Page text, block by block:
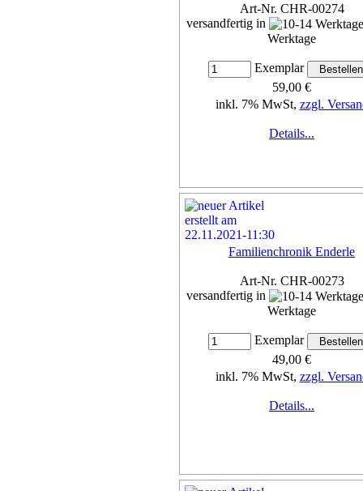
Art-Nr. CHR-00274
versandfertig in
Werktage
Exemplar
59,00 €
inkl. 7% MwSt, zzgl.
Details...
Familienchronik Enderle
Art-Nr. CHR-00273
versandfertig in
Werktage
Exemplar
49,00 €
inkl. 7% MwSt, zzgl.
Details...